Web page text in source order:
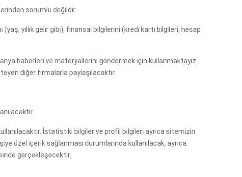
sorumlu değildir.
yıllık gelir gibi), finansal bilgilerini (kredi kartı bilgileri, hesap
haberleri ve materyallerini göndermek için kullanmaktayız.
diğer firmalarla paylaşılacaktır.
İstatistiki bilgiler ve profil bilgileri ayrıca sitemizin
özel içerik sağlanması durumlarında kullanılacak, ayrıca
gerçekleşecektir.